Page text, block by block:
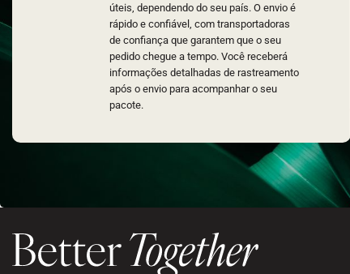
úteis, dependendo do seu país. O envio é
rápido e confiável, com transportadoras
de confiança que garantem que o seu
pedido chegue a tempo. Você receberá
informações detalhadas de rastreamento
após o envio para acompanhar o seu
pacote.